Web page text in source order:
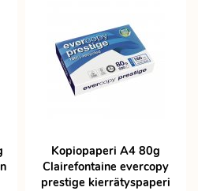
Kopiopaperi A4 80g
Clairefontaine evercopy
prestige kierrätyspaperi